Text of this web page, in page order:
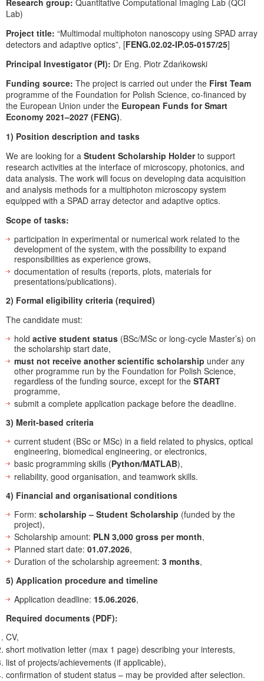
Lab)
Project title: “Multimodal multiphoton nanoscopy using SPAD array
detectors and adaptive optics”, [FENG.02.02-IP.05-0157/25]
Principal Investigator (PI): Dr Eng. Piotr Zdańkowski
Funding source: The project is carried out under the First Team
programme of the Foundation for Polish Science, co-financed by
the European Union under the European Funds for Smart
Economy 2021–2027 (FENG).
1) Position description and tasks
We are looking for a Student Scholarship Holderto support
research activities at the interface of microscopy, photonics, and
data analysis. The work will focus on developing data acquisition
and analysis methods for a multiphoton microscopy system
equipped with a SPAD array detector and adaptive optics.
Scope of tasks:
participation in experimental or numerical work related to the
development of the system, with the possibility to expand
responsibilities as experience grows,
documentation of results (reports, plots, materials for
presentations/publications).
2) Formal eligibility criteria (required)
The candidate must:
hold active student status (BSc/MSc or long-cycle Master’s) on
the scholarship start date,
must not receive another scientific scholarship under any
other programme run by the Foundation for Polish Science,
regardless of the funding source, except for the START
programme,
submit a complete application package before the deadline.
3) Merit-based criteria
current student (BSc or MSc) in a field related to physics, optical
engineering, biomedical engineering, or electronics,
basic programming skills (Python/MATLAB),
reliability, good organisation, and teamwork skills.
4) Financial and organisational conditions
Form: scholarship – Student Scholarship (funded by the
project),
Scholarship amount: PLN 3,000 gross per month,
Planned start date: 01.07.2026,
Duration of the scholarship agreement: 3 months,
5) Application procedure and timeline
Application deadline: 15.06.2026,
Required documents (PDF):
CV,
short motivation letter (max 1 page) describing your interests,
list of projects/achievements (if applicable),
confirmation of student status – may be provided after selection.